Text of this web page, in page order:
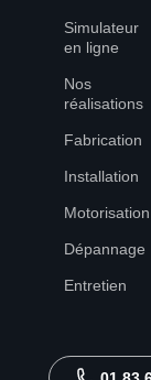
Simulateur
en ligne
Nos
réalisations
Fabrication
Installation
Motorisation
Dépannage
Entretien